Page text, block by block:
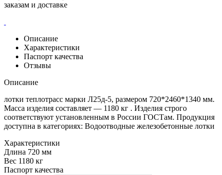
заказам и доставке
Описание
Характеристики
Паспорт качества
Отзывы
Описание
лотки теплотрасс марки Л25д-5, размером 720*2460*1340 мм.
Масса изделия составляет — 1180 кг . Изделия строго
соответствуют установленным в России ГОСТам. Продукция
доступна в категориях: Водоотводные железобетонные лотки
Характеристики
Длина 720 мм
Вес 1180 кг
Паспорт качества